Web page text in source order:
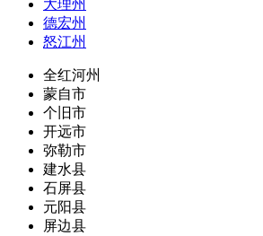
大理州
德宏州
怒江州
全红河州
蒙自市
个旧市
开远市
弥勒市
建水县
石屏县
元阳县
屏边县